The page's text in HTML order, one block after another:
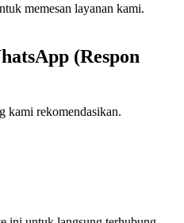
memesan layanan kami.
(Respon
kami rekomendasikan.